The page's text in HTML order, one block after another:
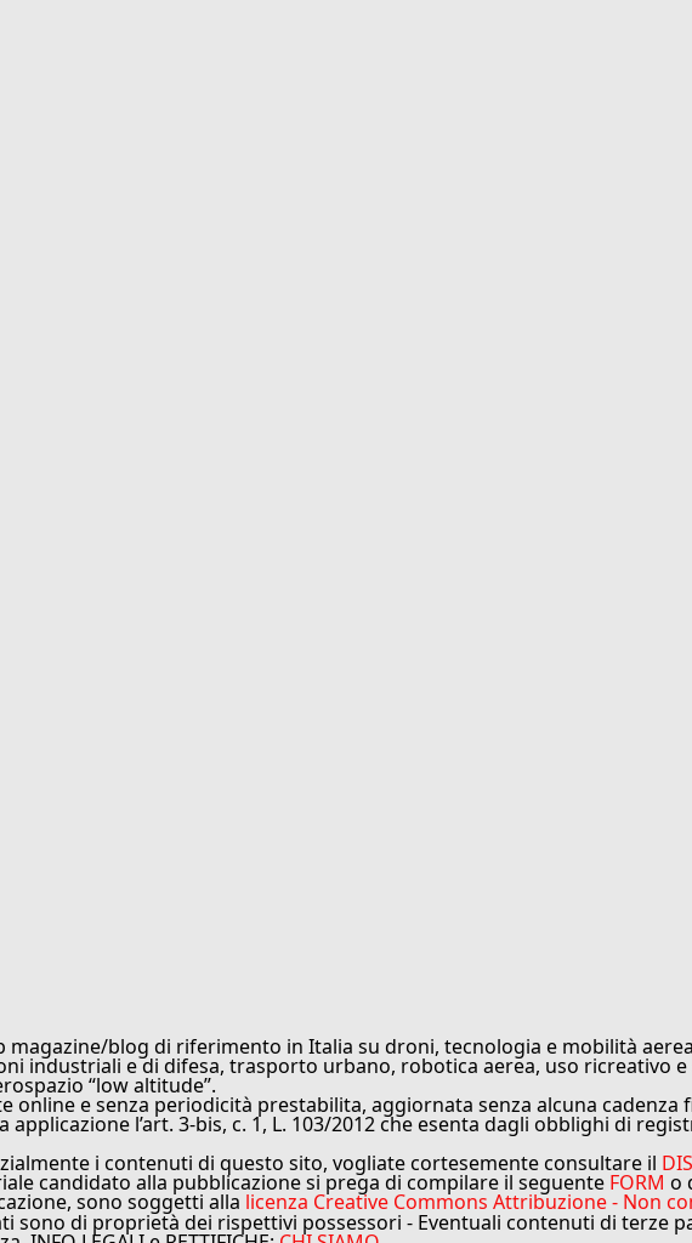
magazine/blog di riferimento in Italia su droni, tecnologia e mobilità
industriali e di difesa, trasporto urbano, robotica aerea, uso ricreativo
“low altitude”.
online e senza periodicità prestabilita, aggiornata senza alcuna
l’art. 3-bis, c. 1, L. 103/2012 che esenta dagli obblighi di
i contenuti di questo sito, vogliate cortesemente consultare il
candidato alla pubblicazione si prega di compilare il seguente FORM o
sono soggetti alla licenza Creative Commons Attribuzione - Non
sono di proprietà dei rispettivi possessori - Eventuali contenuti di terze